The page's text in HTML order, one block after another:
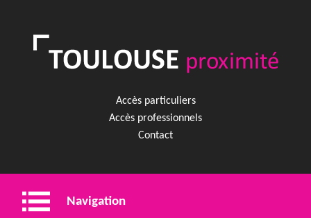
Accès particuliers
Accès professionnels
Contact
Navigation